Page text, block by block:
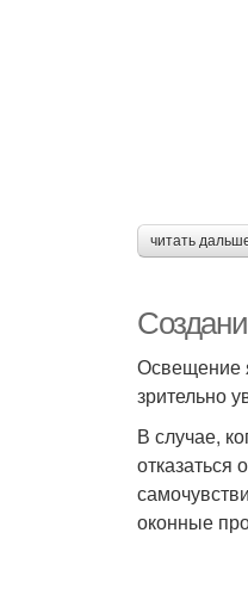
читать
Освещение
зрительно
В случае,
оконные